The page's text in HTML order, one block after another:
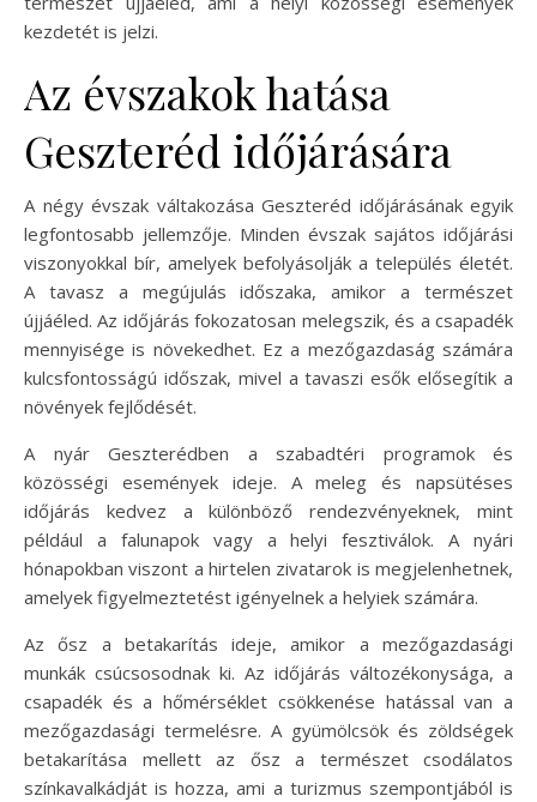
kezdetét is jelzi.
Az évszakok hatása
Geszteréd időjárására
A négy évszak váltakozása Geszteréd időjárásának egyik
legfontosabb jellemzője. Minden évszak sajátos időjárási
viszonyokkal bír, amelyek befolyásolják a település életét.
A tavasz a megújulás időszaka, amikor a természet
újjáéled. Az időjárás fokozatosan melegszik, és a csapadék
mennyisége is növekedhet. Ez a mezőgazdaság számára
kulcsfontosságú időszak, mivel a tavaszi esők elősegítik a
növények fejlődését.
A nyár Geszterédben a szabadtéri programok és
közösségi események ideje. A meleg és napsütéses
időjárás kedvez a különböző rendezvényeknek, mint
például a falunapok vagy a helyi fesztiválok. A nyári
hónapokban viszont a hirtelen zivatarok is megjelenhetnek,
amelyek figyelmeztetést igényelnek a helyiek számára.
Az ősz a betakarítás ideje, amikor a mezőgazdasági
munkák csúcsosodnak ki. Az időjárás változékonysága, a
csapadék és a hőmérséklet csökkenése hatással van a
mezőgazdasági termelésre. A gyümölcsök és zöldségek
betakarítása mellett az ősz a természet csodálatos
színkavalkádját is hozza, ami a turizmus szempontjából is